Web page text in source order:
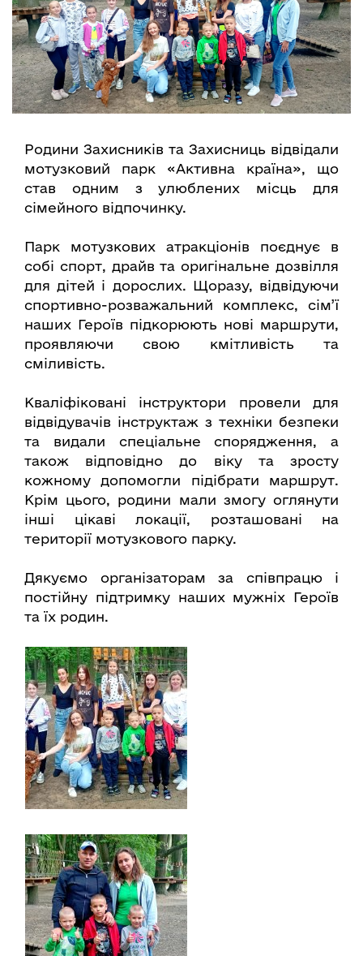
Родини Захисників та Захисниць відвідали
мотузковий парк «Активна країна», що
став одним з улюблених місць для
сімейного відпочинку.
Парк мотузкових атракціонів поєднує в
собі спорт, драйв та оригінальне дозвілля
для дітей і дорослих. Щоразу, відвідуючи
спортивно-розважальний комплекс, сім’ї
наших Героїв підкорюють нові маршрути,
проявляючи свою кмітливість та
сміливість.
Кваліфіковані інструктори провели для
відвідувачів інструктаж з техніки безпеки
та видали спеціальне спорядження, а
також відповідно до віку та зросту
кожному допомогли підібрати маршрут.
Крім цього, родини мали змогу оглянути
інші цікаві локації, розташовані на
території мотузкового парку.
Дякуємо організаторам за співпрацю і
постійну підтримку наших мужніх Героїв
та їх родин.